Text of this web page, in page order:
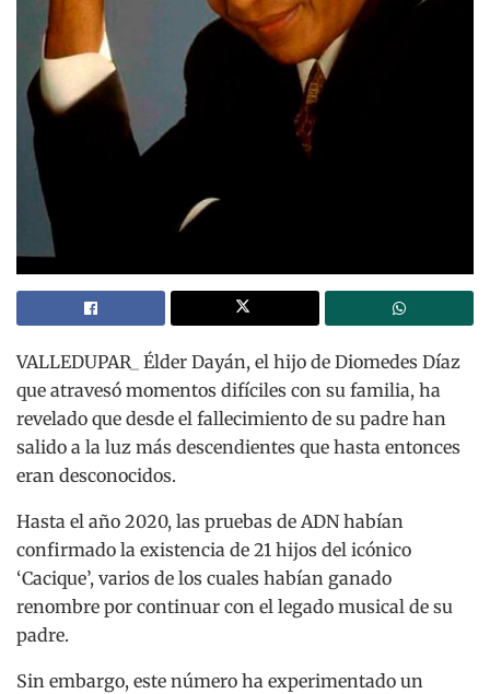
VALLEDUPAR_ Élder Dayán, el hijo de Diomedes Díaz
que atravesó momentos difíciles con su familia, ha
revelado que desde el fallecimiento de su padre han
salido a la luz más descendientes que hasta entonces
eran desconocidos.
Hasta el año 2020, las pruebas de ADN habían
confirmado la existencia de 21 hijos del icónico
‘Cacique’, varios de los cuales habían ganado
renombre por continuar con el legado musical de su
padre.
Sin embargo, este número ha experimentado un